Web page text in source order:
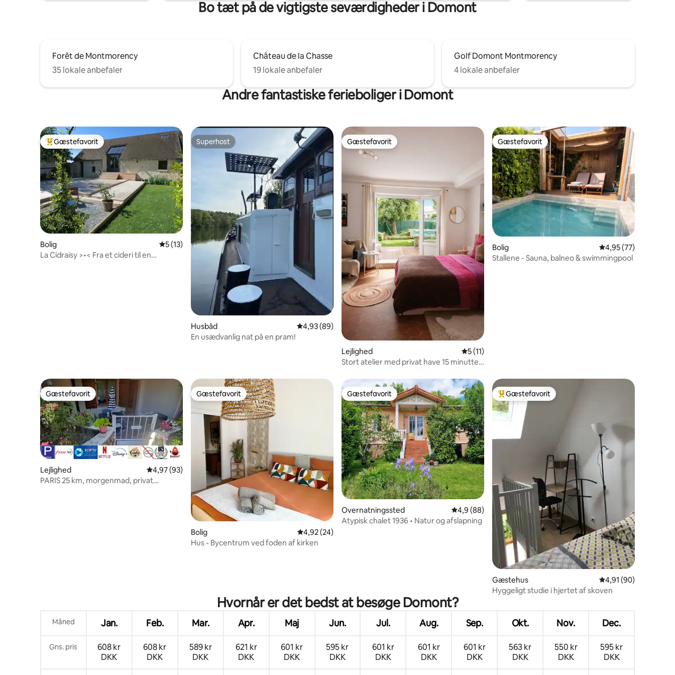
Bo tæt på de vigtigste seværdigheder i Domont
Forêt de Montmorency
35 lokale anbefaler
Château de la Chasse
19 lokale anbefaler
Golf Domont Montmorency
4 lokale anbefaler
Andre fantastiske ferieboliger i Domont
Bedste gæstefavorit
Gæstefavorit
Bolig 5 ud af 5 i gennemsnitlig bedømmelse, 13 omtaler
5 (13)
La Cidraisy >•< Fra et cideri til en
Superhost
Superhost
Husbåd 4,93 ud af 5 i gennemsnitlig bedømmelse, 89 omtaler
4,93 (89)
En usædvanlig nat på en pram!
Gæstefavorit
Gæstefavorit
Lejlighed 5 ud af 5 i gennemsnitlig bedømmelse, 11 omtaler
5 (11)
Stort atelier med privat have 15 minutter
Gæstefavorit
Gæstefavorit
Bolig 4,95 ud af 5 i
4,95 (77)
Stallene - Sauna, balneo & swimmingpool
Gæstefavorit
Gæstefavorit
Lejlighed 4,97 ud af 5 i gennemsnitlig bedømmelse, 93 omtaler
4,97 (93)
PARIS 25 km, morgenmad, privat
Gæstefavorit
Gæstefavorit
Bolig 4,92 ud af 5 i gennemsnitlig bedømmelse, 24 omtaler
4,92 (24)
Hus - Bycentrum ved foden af kirken
Gæstefavorit
Gæstefavorit
Overnatningssted 4,9 ud af 5 i gennemsnitlig bedømmelse, 88 omtaler
4,9 (88)
Atypisk chalet 1936 • Natur og afslapning
Bedste gæstefavorit
Gæstefavorit
Gæstehus 4,91 ud af 5 i
4,91 (90)
Hyggeligt studie i hjertet af skoven
Hvornår er det bedst at besøge Domont?
Måned Jan. Feb. Mar. Apr. Maj Jun. Jul. Aug. Sep. Okt. Nov. Dec.
Gns. pris
608 kr
DKK
608 kr
DKK
589 kr
DKK
621 kr
DKK
601 kr
DKK
595 kr
DKK
601 kr
DKK
601 kr
DKK
601 kr
DKK
563 kr
DKK
550 kr
DKK
595 kr
DKK